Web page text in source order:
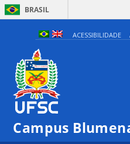
BRASIL
ACESSIBILIDADE
Campus